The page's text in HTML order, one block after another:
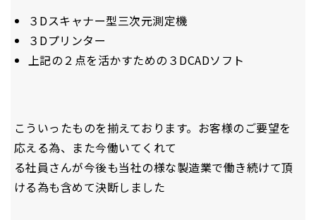
３Dスキャナー型三次元測定機
３Dプリンター
上記の２点を活かすための３DCADソフト
こういったものを揃えております。お客様のご要望を
応える為、また今働いてくれて
る社員さんが今後も当社の様な製造業で働き続けて頂
ける為も含めて決断しました